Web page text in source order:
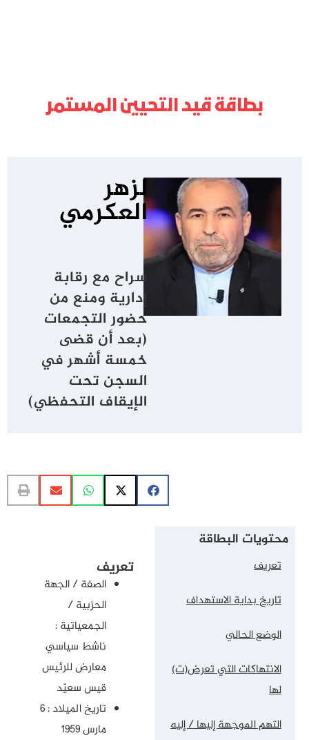
بطاقة قيد التحيين المستمر
لزهر
العكرمي
سراح مع رقابة
إدارية ومنع من
حضور التجمعات
(بعد أن قضى
خمسة أشهر في
السجن تحت
الإيقاف التحفظي)
محتويات البطاقة
تعريف
تاريخ بداية الاستهداف
الوضع الحالي
الانتهاكات التي تعرض(ت)
لها
التهم الموجهة إليها / إليه
تعريف
الصفة / الجهة
الحزبية /
الجمعياتية :
ناشط سياسي
معارض للرئيس
قيس سعيّد
تاريخ الميلاد : 6
مارس 1959